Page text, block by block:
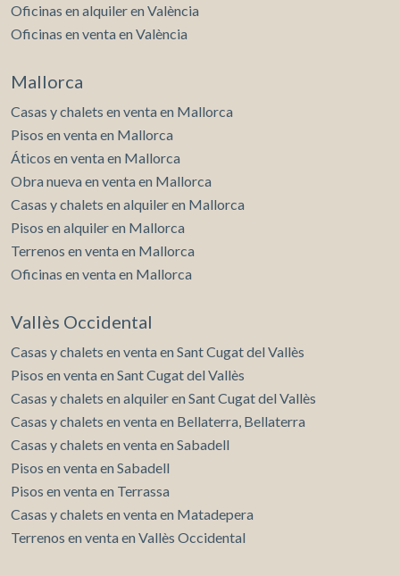
Oficinas en alquiler en València
Oficinas en venta en València
Mallorca
Casas y chalets en venta en Mallorca
Pisos en venta en Mallorca
Áticos en venta en Mallorca
Obra nueva en venta en Mallorca
Casas y chalets en alquiler en Mallorca
Pisos en alquiler en Mallorca
Terrenos en venta en Mallorca
Oficinas en venta en Mallorca
Vallès Occidental
Casas y chalets en venta en Sant Cugat del Vallès
Pisos en venta en Sant Cugat del Vallès
Casas y chalets en alquiler en Sant Cugat del Vallès
Casas y chalets en venta en Bellaterra, Bellaterra
Casas y chalets en venta en Sabadell
Pisos en venta en Sabadell
Pisos en venta en Terrassa
Casas y chalets en venta en Matadepera
Terrenos en venta en Vallès Occidental